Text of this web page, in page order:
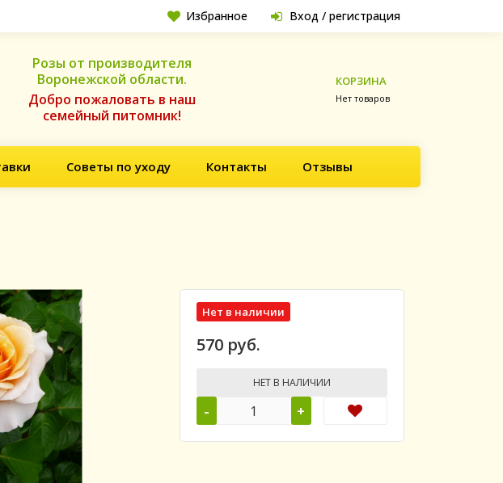
Избранное Вход / регистрация
Розы от производителя
Воронежской области.
Добро пожаловать в наш
семейный питомник!
КОРЗИНА
Нет товаров
Советы по уходу Контакты Отзывы
Нет в наличии
570 руб.
НЕТ В НАЛИЧИИ
- +